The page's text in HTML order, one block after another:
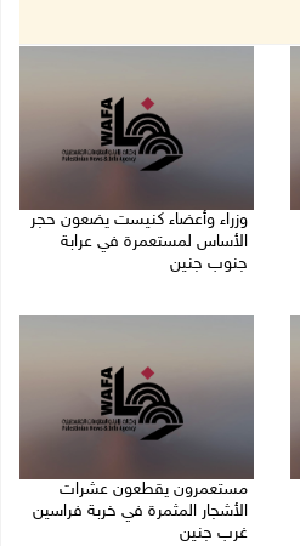
وزراء وأعضاء كنيست يضعون حجر
الأساس لمستعمرة في عرابة
جنوب جنين
مستعمرون يقطعون عشرات
الأشجار المثمرة في خربة فراسين
غرب جنين